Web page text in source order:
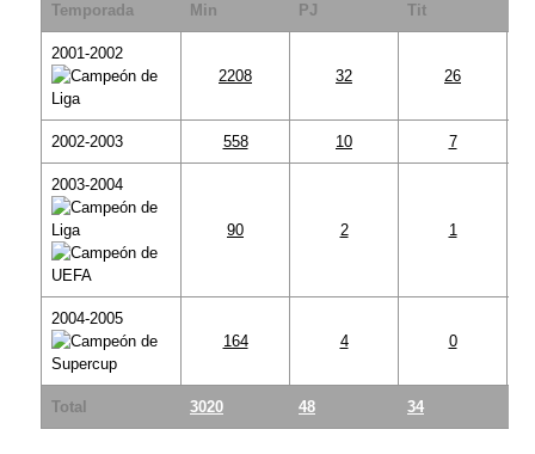
Temporada Min PJ Tit
2001-2002
2208
32 26
2002-2003 558 10 7
2003-2004
90 2 1
2004-2005
164
4 0
Total 3020 48 34